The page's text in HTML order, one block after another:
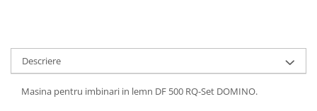
Descriere
Masina pentru imbinari in lemn DF 500 RQ-Set DOMINO.